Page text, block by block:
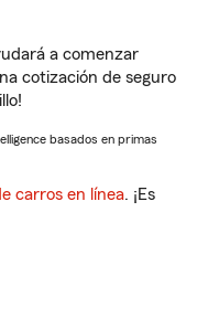
a comenzar
cotización de seguro
basados en primas
carros en línea. ¡Es